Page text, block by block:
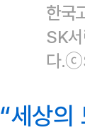
한국
SK
다
“세상의